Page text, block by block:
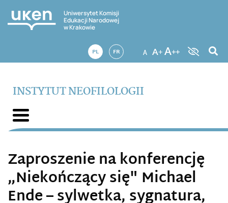
Uniwersytet Komisji
Edukacji Narodowej
w Krakowie
PL FR
INSTYTUT NEOFILOLOGII
Zaproszenie na konferencję
„Niekończący się" Michael
Ende – sylwetka, sygnatura,